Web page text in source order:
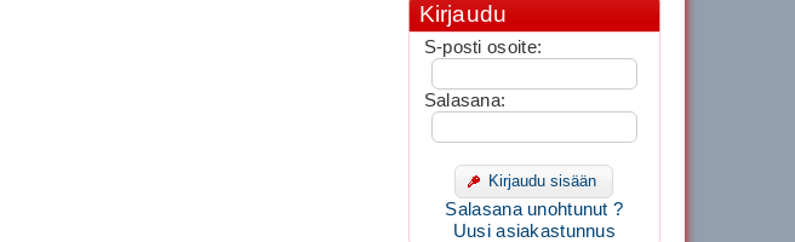
Kirjaudu
S-posti osoite:
Salasana:
Kirjaudu sisään
Salasana unohtunut ?
Uusi asiakastunnus